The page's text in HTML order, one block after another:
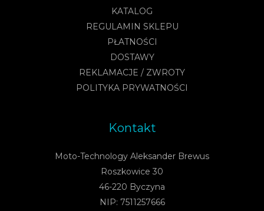
KATALOG
REGULAMIN SKLEPU
PŁATNOŚCI
DOSTAWY
REKLAMACJE / ZWROTY
POLITYKA PRYWATNOŚCI
Kontakt
Moto-Technology Aleksander Brewus
Roszkowice 30
46-220 Byczyna
NIP: 7511257666